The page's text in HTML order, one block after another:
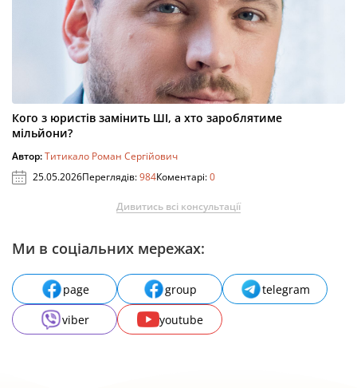
Кого з юристів замінить ШІ, а хто зароблятиме
мільйони?
Автор:Титикало Роман Сергійович
25.05.2026Переглядів:984Коментарі:0
Дивитись всі консультації
Ми в соціальних мережах:
page group
telegram
viber
youtube